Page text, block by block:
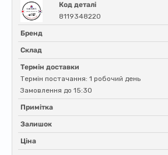
Код деталі
8119348220
Бренд
Склад
Термін доставки
Термін постачання: 1 робочий день
Замовлення до 15:30
Примітка
Залишок
Ціна